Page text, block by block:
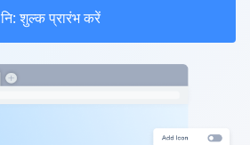
नि: शुल्क प्रारंभ करें